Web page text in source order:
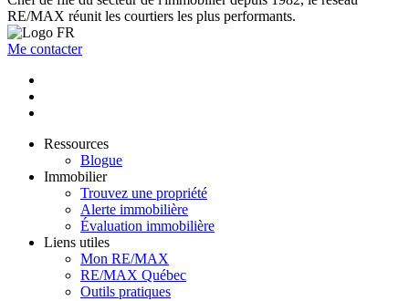
RE/MAX réunit les courtiers les plus performants.
Me contacter
Ressources
Blogue
Immobilier
Trouvez une propriété
Alerte immobilière
Évaluation immobilière
Liens utiles
Mon RE/MAX
RE/MAX Québec
Outils pratiques